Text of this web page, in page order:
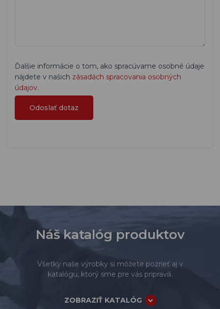
Ďalšie informácie o tom, ako spracúvame osobné údaje
nájdete v našich zásadách spracovania osobných
údajov.
Náš katalóg produktov
Všetky naše výrobky si môžete pozrieť aj v
katalógu, ktorý sme pre vás pripravili.
ZOBRAZIŤ KATALÓG